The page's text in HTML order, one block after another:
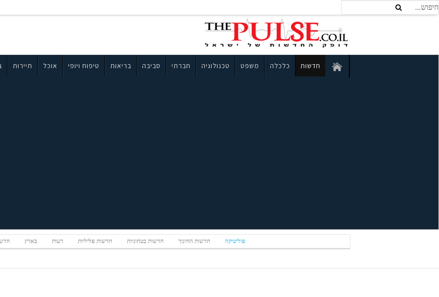
חדשות כלכלה משפט טכנולוגיה חברתי סביבה בריאות טיפוח ויופי אוכל תיירות
פוליטיקה חדשות החינוך חדשות בטחוניות חדשות פליליות דעות בארץ